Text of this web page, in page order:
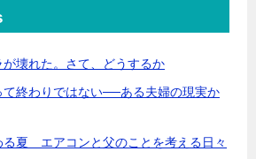
壊れた。さて、どうするか
て終わりではない──ある夫婦の現実か
る夏 エアコンと父のことを考える日々